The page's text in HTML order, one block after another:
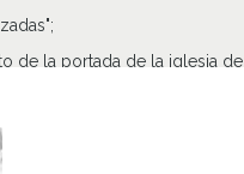
de la portada de la iglesia de